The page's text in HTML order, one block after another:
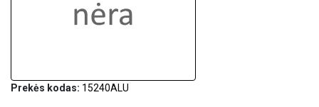
Prekės kodas: 15240ALU